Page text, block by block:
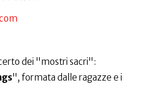
dei "mostri sacri":
", formata dalle ragazze e i